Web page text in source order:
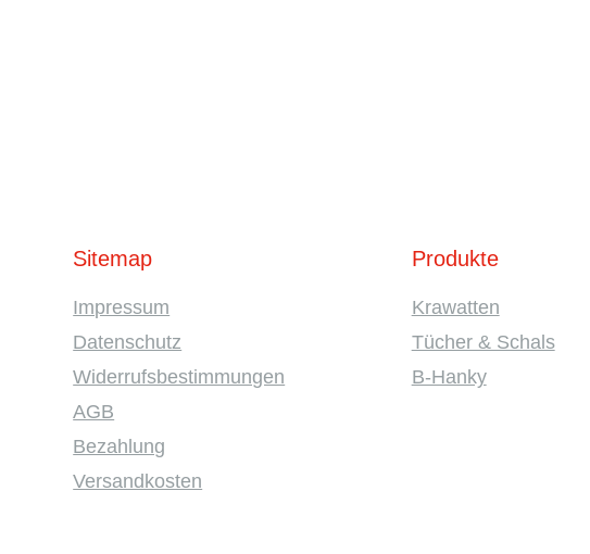
Sitemap
Impressum
Datenschutz
Widerrufsbestimmungen
AGB
Bezahlung
Versandkosten
Produkte
Krawatten
Tücher & Schals
B-Hanky